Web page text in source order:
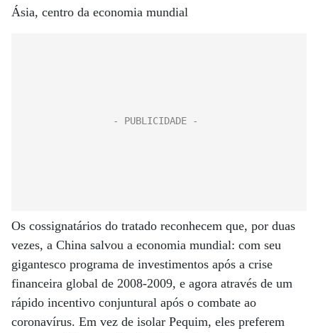
Ásia, centro da economia mundial
Os cossignatários do tratado reconhecem que, por duas
vezes, a China salvou a economia mundial: com seu
gigantesco programa de investimentos após a crise
financeira global de 2008-2009, e agora através de um
rápido incentivo conjuntural após o combate ao
coronavírus. Em vez de isolar Pequim, eles preferem